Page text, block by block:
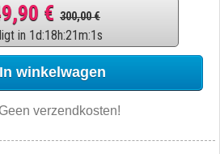
€ 300,00 €
in 1d:18h:21m:0s
In winkelwagen
Geen verzendkosten!